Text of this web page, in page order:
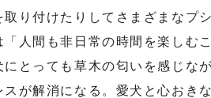
取り付けたりしてさまざまなプ
人間も非日常の時間を楽しむ
にとっても草木の匂いを感じな
スが解消になる。愛犬と心おき